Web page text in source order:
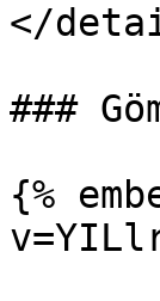
</
###
{%